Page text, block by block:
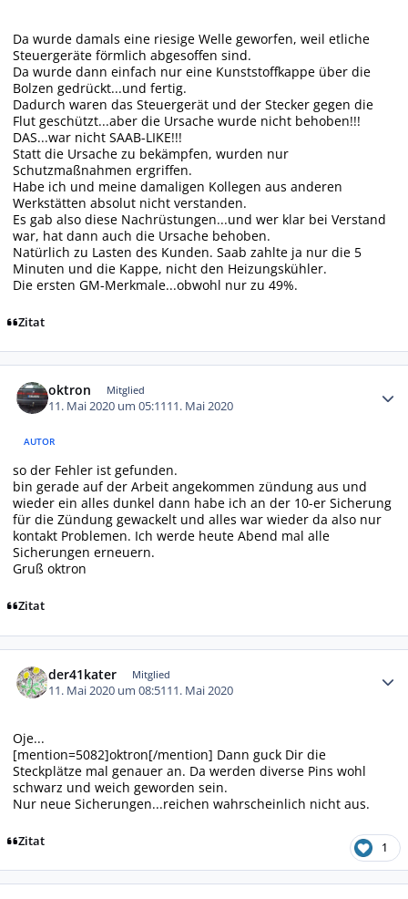
Da wurde damals eine riesige Welle geworfen, weil etliche
Steuergeräte förmlich abgesoffen sind.
Da wurde dann einfach nur eine Kunststoffkappe über die
Bolzen gedrückt...und fertig.
Dadurch waren das Steuergerät und der Stecker gegen die
Flut geschützt...aber die Ursache wurde nicht behoben!!!
DAS...war nicht SAAB-LIKE!!!
Statt die Ursache zu bekämpfen, wurden nur
Schutzmaßnahmen ergriffen.
Habe ich und meine damaligen Kollegen aus anderen
Werkstätten absolut nicht verstanden.
Es gab also diese Nachrüstungen...und wer klar bei Verstand
war, hat dann auch die Ursache behoben.
Natürlich zu Lasten des Kunden. Saab zahlte ja nur die 5
Minuten und die Kappe, nicht den Heizungskühler.
Die ersten GM-Merkmale...obwohl nur zu 49%.
Zitat
oktron Mitglied
11. Mai 2020 um 05:1111. Mai 2020
AUTOR
so der Fehler ist gefunden.
bin gerade auf der Arbeit angekommen zündung aus und
wieder ein alles dunkel dann habe ich an der 10-er Sicherung
für die Zündung gewackelt und alles war wieder da also nur
kontakt Problemen. Ich werde heute Abend mal alle
Sicherungen erneuern.
Gruß oktron
Zitat
der41kater Mitglied
11. Mai 2020 um 08:5111. Mai 2020
Oje...
[mention=5082]oktron[/mention] Dann guck Dir die
Steckplätze mal genauer an. Da werden diverse Pins wohl
schwarz und weich geworden sein.
Nur neue Sicherungen...reichen wahrscheinlich nicht aus.
Zitat 1